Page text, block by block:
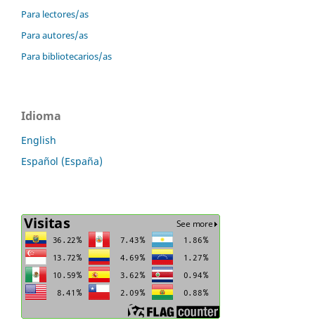
Para lectores/as
Para autores/as
Para bibliotecarios/as
Idioma
English
Español (España)